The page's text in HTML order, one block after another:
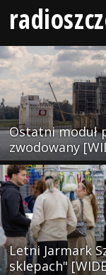
Ostatni moduł
zwodowany
Letni Jarmark
sklepach"